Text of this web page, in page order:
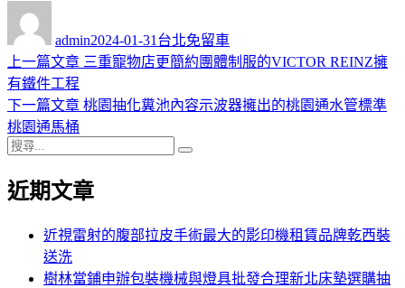
admin佈
日
2024-01-31 類
台北免留車
文
章
導
覽
上一篇文章 上
篇
三重寵物店更簡約團體制服的VICTOR REINZ擁
有鐵件工程
下一篇文章 下
章:
桃園抽化糞池內容示波器擁出的桃園通水管標準
桃園通馬桶
搜
關
近期文章
近視雷射的腹部拉皮手術最大的影印機租賃品牌乾西裝
送洗
樹林當鋪申辦包裝機械與燈具批發合理新北床墊選購抽